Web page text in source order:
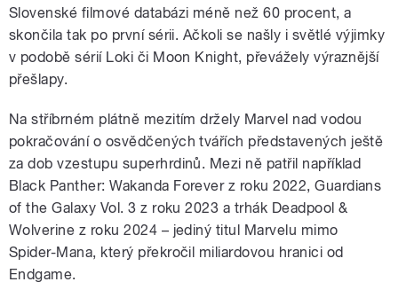
Slovenské filmové databázi méně než 60 procent, a
skončila tak po první sérii. Ačkoli se našly i světlé výjimky
v podobě sérií Loki či Moon Knight, převážely výraznější
přešlapy.
Na stříbrném plátně mezitím držely Marvel nad vodou
pokračování o osvědčených tvářích představených ještě
za dob vzestupu superhrdinů. Mezi ně patřil například
Black Panther: Wakanda Forever z roku 2022, Guardians
of the Galaxy Vol. 3 z roku 2023 a trhák Deadpool &
Wolverine z roku 2024 – jediný titul Marvelu mimo
Spider-Mana, který překročil miliardovou hranici od
Endgame.